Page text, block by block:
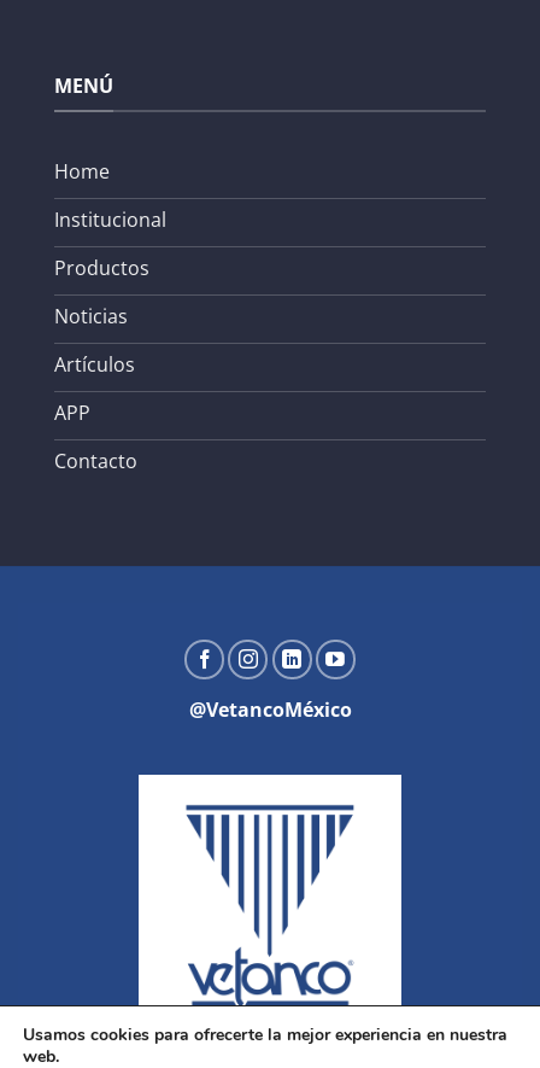
MENÚ
Home
Institucional
Productos
Noticias
Artículos
APP
Contacto
@VetancoMéxico
Usamos cookies para ofrecerte la mejor experiencia en nuestra
web.